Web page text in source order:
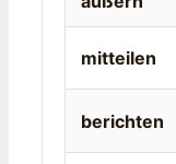
mitteilen
berichten